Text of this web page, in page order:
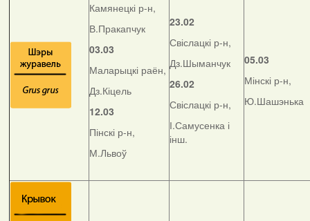
Камянецкі р-н,
В.Пракапчук
03.03
Маларыцкі раён,
Дз.Кіцель
12.03
Пінскі р-н,
М.Львоў
23.02
Свіслацкі р-н,
Дз.Шыманчук
26.02
Свіслацкі р-н,
І.Самусенка і
інш.
05.03
Мінскі р-н,
Ю.Шашэнька